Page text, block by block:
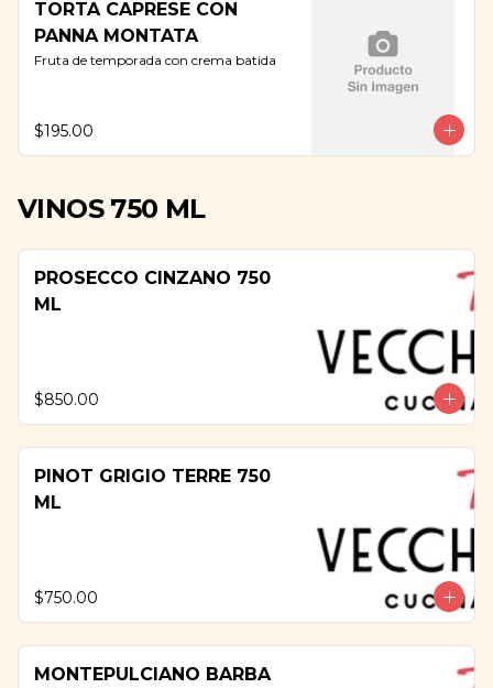
TORTA CAPRESE CON
PANNA MONTATA
Fruta de temporada con crema batida
$195.00
VINOS 750 ML
PROSECCO CINZANO 750
ML
$850.00
PINOT GRIGIO TERRE 750
ML
$750.00
MONTEPULCIANO BARBA